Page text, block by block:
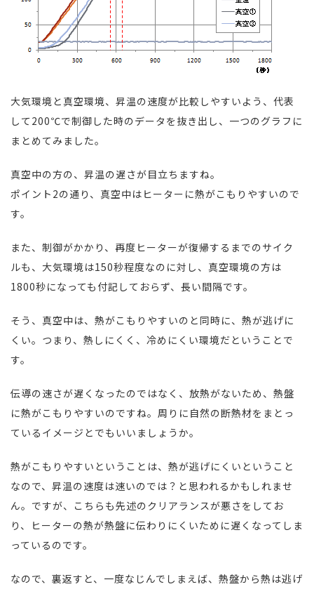
大気環境と真空環境、昇温の速度が比較しやすいよう、代表
して200℃で制御した時のデータを抜き出し、一つのグラフに
まとめてみました。
真空中の方の、昇温の遅さが目立ちますね。
ポイント2の通り、真空中はヒーターに熱がこもりやすいので
す。
また、制御がかかり、再度ヒーターが復帰するまでのサイク
ルも、大気環境は150秒程度なのに対し、真空環境の方は
1800秒になっても付記しておらず、長い間隔です。
そう、真空中は、熱がこもりやすいのと同時に、熱が逃げに
くい。つまり、熱しにくく、冷めにくい環境だということで
す。
伝導の速さが遅くなったのではなく、放熱がないため、熱盤
に熱がこもりやすいのですね。周りに自然の断熱材をまとっ
ているイメージとでもいいましょうか。
熱がこもりやすいということは、熱が逃げにくいということ
なので、昇温の速度は速いのでは？と思われるかもしれませ
ん。ですが、こちらも先述のクリアランスが悪さをしてお
り、ヒーターの熱が熱盤に伝わりにくいために遅くなってしま
っているのです。
なので、裏返すと、一度なじんでしまえば、熱盤から熱は逃げ